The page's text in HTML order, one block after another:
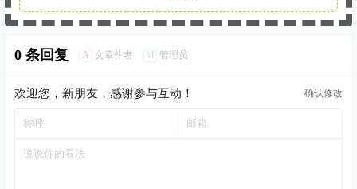
0 条回复 A 文章作者 M 管理员
欢迎您，新朋友，感谢参与互动！ 确认修改